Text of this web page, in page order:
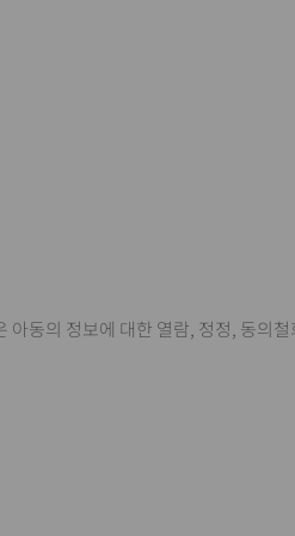
동의 정보에 대한 열람, 정정, 동의철